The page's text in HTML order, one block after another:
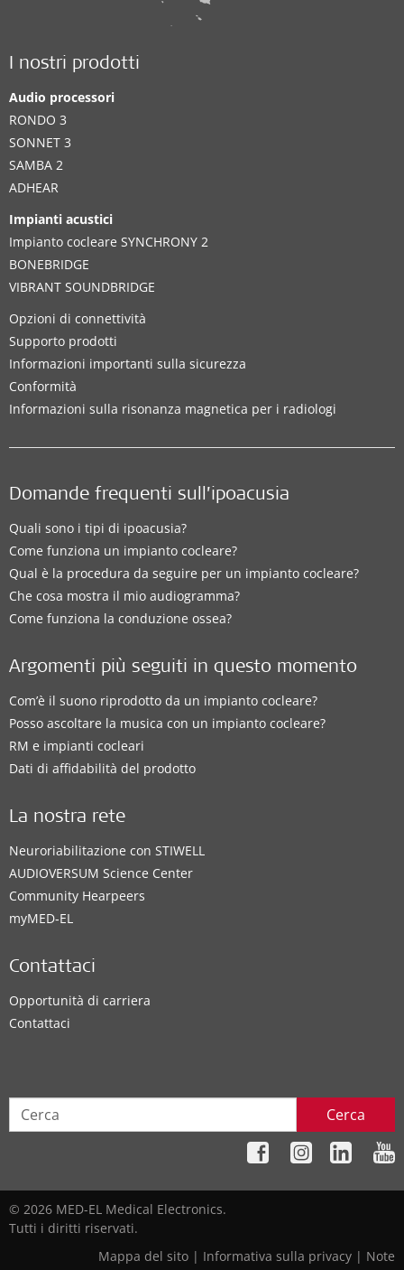
I nostri prodotti
Audio processori
RONDO 3
SONNET 3
SAMBA 2
ADHEAR
Impianti acustici
Impianto cocleare SYNCHRONY 2
BONEBRIDGE
VIBRANT SOUNDBRIDGE
Opzioni di connettività
Supporto prodotti
Informazioni importanti sulla sicurezza
Conformità
Informazioni sulla risonanza magnetica per i radiologi
Domande frequenti sull’ipoacusia
Quali sono i tipi di ipoacusia?
Come funziona un impianto cocleare?
Qual è la procedura da seguire per un impianto cocleare?
Che cosa mostra il mio audiogramma?
Come funziona la conduzione ossea?
Argomenti più seguiti in questo momento
Com’è il suono riprodotto da un impianto cocleare?
Posso ascoltare la musica con un impianto cocleare?
RM e impianti cocleari
Dati di affidabilità del prodotto
La nostra rete
Neuroriabilitazione con STIWELL
AUDIOVERSUM Science Center
Community Hearpeers
myMED‑EL
Contattaci
Opportunità di carriera
Contattaci
Cerca
© 2026 MED-EL Medical Electronics.
Tutti i diritti riservati.
Mappa del sito | Informativa sulla privacy | Note